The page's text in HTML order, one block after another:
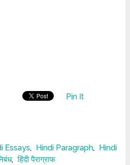
Pin It
Essays, Hindi Paragraph,
Hindi
, हिंदी पैराग्राफ